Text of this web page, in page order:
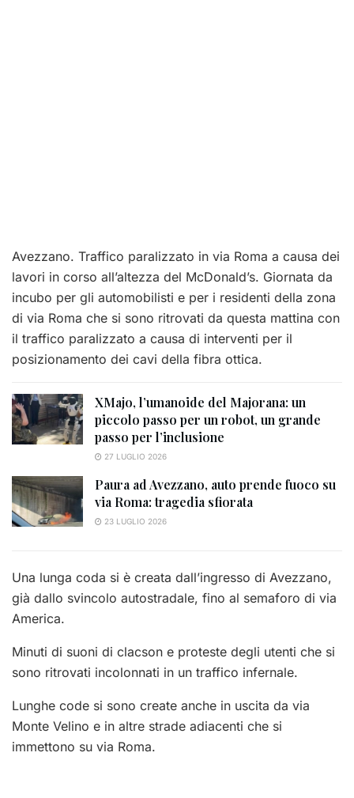
Avezzano. Traffico paralizzato in via Roma a causa dei
lavori in corso all’altezza del McDonald’s. Giornata da
incubo per gli automobilisti e per i residenti della zona
di via Roma che si sono ritrovati da questa mattina con
il traffico paralizzato a causa di interventi per il
posizionamento dei cavi della fibra ottica.
XMajo, l’umanoide del Majorana: un
piccolo passo per un robot, un grande
passo per l’inclusione
27 LUGLIO 2026
Paura ad Avezzano, auto prende fuoco su
via Roma: tragedia sfiorata
23 LUGLIO 2026
Una lunga coda si è creata dall’ingresso di Avezzano,
già dallo svincolo autostradale, fino al semaforo di via
America.
Minuti di suoni di clacson e proteste degli utenti che si
sono ritrovati incolonnati in un traffico infernale.
Lunghe code si sono create anche in uscita da via
Monte Velino e in altre strade adiacenti che si
immettono su via Roma.